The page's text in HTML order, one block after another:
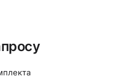
Аккумуляторы и